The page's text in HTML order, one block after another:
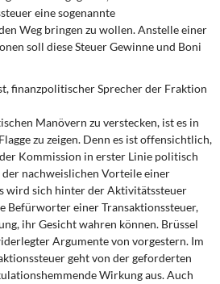
Moderne
eine sogenannte
Weg bringen zu wollen. Anstelle einer
soll diese Steuer Gewinne und Boni
finanzpolitischer Sprecher der Fraktion
Manövern zu verstecken, ist es in
zu zeigen. Denn es ist offensichtlich,
Kommission in erster Linie politisch
nachweislichen Vorteile einer
wird sich hinter der Aktivitätssteuer
Befürworter einer Transaktionssteuer,
ihr Gesicht wahren können. Brüssel
Argumente von vorgestern. Im
geht von der geforderten
Wirkung aus. Auch